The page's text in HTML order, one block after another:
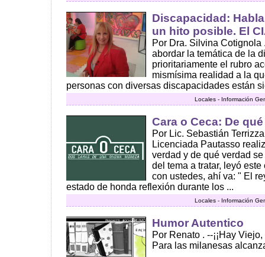
Discapacidad:
un hito posible. El
Por Dra. Silvina
abordar la temática de la
prioritariamente el rubro
mismísima realidad a la
personas con diversas discapacidades están
Locales - Información
Cara o Ceca: De
Por Lic. Sebastián
Licenciada Pautasso
verdad y de qué verdad
del tema a tratar, leyó
con ustedes, ahí va: " El
estado de honda reflexión durante los ...
Locales - Información
Humor Autentico
Por Renato . --¡¡Hay
Para las milanesas